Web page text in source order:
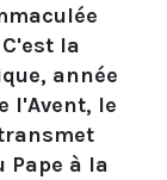
la
année
l'Avent, le
Pape à la